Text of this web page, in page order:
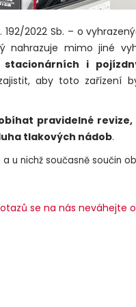
2022 Sb. – o
mimo jiné
i
aby toto zařízení
pravidelné
tlakových nádob.
u nichž současně součin
se na nás neváhejte